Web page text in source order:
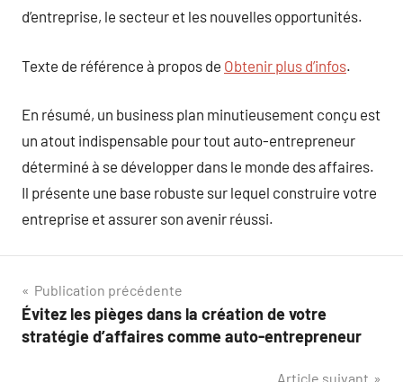
d’entreprise, le secteur et les nouvelles opportunités.
Texte de référence à propos de Obtenir plus d’infos.
En résumé, un business plan minutieusement conçu est
un atout indispensable pour tout auto-entrepreneur
déterminé à se développer dans le monde des affaires.
Il présente une base robuste sur lequel construire votre
entreprise et assurer son avenir réussi.
Navigation
de
Publication précédente
Évitez les pièges dans la création de votre
stratégie d’affaires comme auto-entrepreneur
Article suivant